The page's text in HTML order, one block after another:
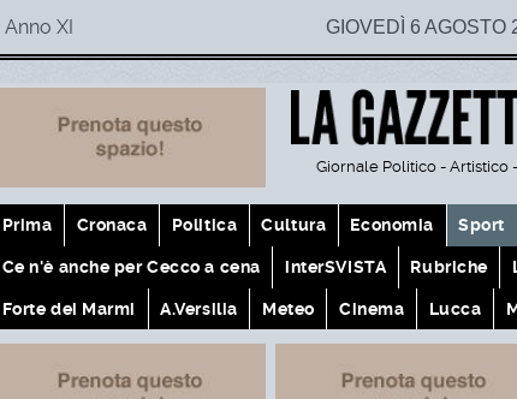
Anno XI GIOVEDÌ 6 AGOSTO
Giornale Politico - Artistico
Prima Cronaca Politica Cultura Economia Sport
Ce n'è anche per Cecco a cena interSVISTA Rubriche
Forte dei Marmi A.Versilia Meteo Cinema Lucca